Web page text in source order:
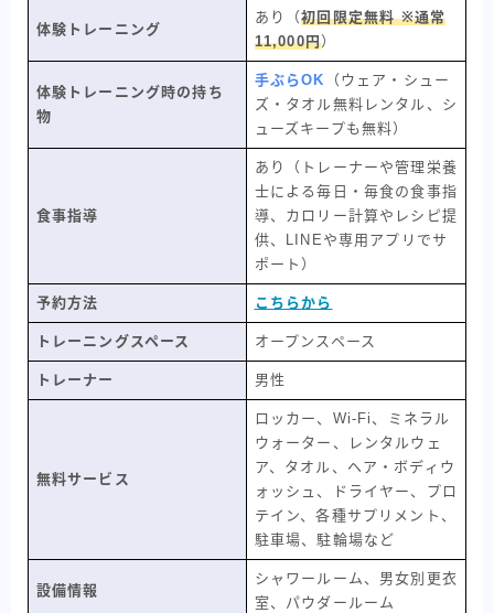
体験トレーニング
あり（初回限定無料 ※通常
11,000円）
体験トレーニング時の持ち
物
手ぶらOK （ウェア・シュー
ズ・タオル無料レンタル、シ
ューズキープも無料）
食事指導
あり（トレーナーや管理栄養
士による毎日・毎食の食事指
導、カロリー計算やレシピ提
供、LINEや専用アプリでサ
ポート）
予約方法 こちらから
トレーニングスペース オープンスペース
トレーナー 男性
無料サービス
ロッカー、Wi-Fi、ミネラル
ウォーター、レンタルウェ
ア、タオル、ヘア・ボディウ
ォッシュ、ドライヤー、プロ
テイン、各種サプリメント、
駐車場、駐輪場など
設備情報
シャワールーム、男女別更衣
室、パウダールーム